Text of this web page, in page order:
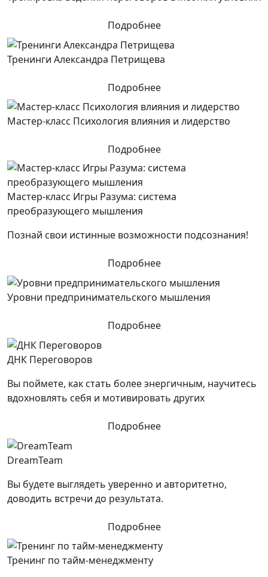
Подробнее
Тренинги Александра Петрищева
Подробнее
Мастер-класс Психология влияния и лидерство
Подробнее
Мастер-класс Игры Разума: система
преобразующего мышления
Познай свои истинные возможности подсознания!
Подробнее
Уровни предпринимательского мышления
Подробнее
ДНК Переговоров
Вы поймете, как стать более энергичным, научитесь
вдохновлять себя и мотивировать других
Подробнее
DreamTeam
Вы будете выглядеть уверенно и авторитетно,
доводить встречи до результата.
Подробнее
Тренинг по тайм-менеджменту